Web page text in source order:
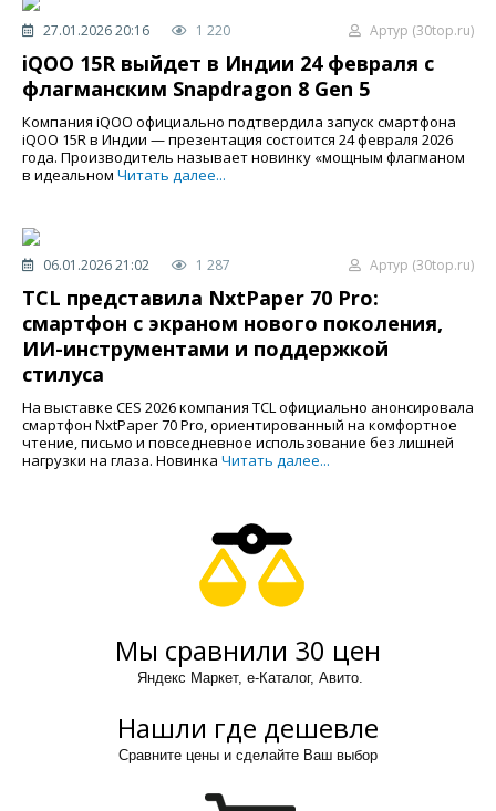
27.01.2026 20:16 1 220 Артур (30top.ru)
iQOO 15R выйдет в Индии 24 февраля с
флагманским Snapdragon 8 Gen 5
Компания iQOO официально подтвердила запуск смартфона
iQOO 15R в Индии — презентация состоится 24 февраля 2026
года. Производитель называет новинку «мощным флагманом
в идеальном Читать далее...
06.01.2026 21:02 1 287 Артур (30top.ru)
TCL представила NxtPaper 70 Pro:
смартфон с экраном нового поколения,
ИИ-инструментами и поддержкой
стилуса
На выставке CES 2026 компания TCL официально анонсировала
смартфон NxtPaper 70 Pro, ориентированный на комфортное
чтение, письмо и повседневное использование без лишней
нагрузки на глаза. Новинка Читать далее...
Мы сравнили 30 цен
Яндекс Маркет, е-Каталог, Авито.
Нашли где дешевле
Сравните цены и сделайте Ваш выбор